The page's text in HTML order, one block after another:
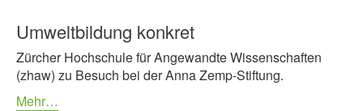
BESUCH
UNTERSTÜTZEN
ÜBER UNS
Umweltbildung konkret
Zürcher Hochschule für Angewandte Wissenschaften
(zhaw) zu Besuch bei der Anna Zemp-Stiftung.
Mehr…